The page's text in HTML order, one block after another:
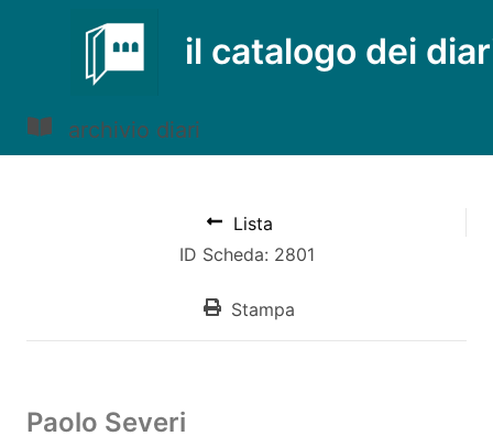
il catalogo dei
archivio diari
Lista
ID Scheda: 2801
Stampa
Paolo Severi